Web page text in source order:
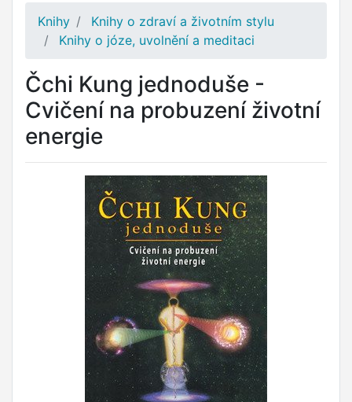
Knihy
Knihy o zdraví a životním stylu
Knihy o józe, uvolnění a meditaci
Čchi Kung jednoduše -
Cvičení na probuzení životní
energie